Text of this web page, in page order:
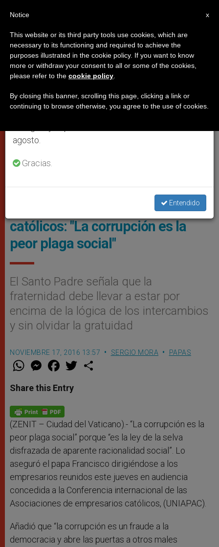
PAPAS
El Papa Y UNIAPAC - © Osservatore Romano
El Papa a los empresarios
católicos: "La corrupción es la
peor plaga social"
El Santo Padre señala que la
fraternidad debe llevar a estar por
encima de la lógica de los intercambios
y sin olvidar la gratuidad
NOVIEMBRE 17, 2016 13:57 SERGIO MORA PAPAS
W
t
s
p
p
M
e
s
e
g
e
F
a
e
b
o
k
w
Share this Entry
(ZENIT – Ciudad del Vaticano).- “La corrupción es la
peor plaga social” porque “es la ley de la selva
disfrazada de aparente racionalidad social”. Lo
aseguró el papa Francisco dirigiéndose a los
empresarios reunidos este jueves en audiencia
concedida a la Conferencia internacional de las
Asociaciones de empresarios católicos, (UNIAPAC).
Añadió que “la corrupción es un fraude a la
democracia y abre las puertas a otros males
×
Aviso importante
Del 27 de julio al 7 de agosto haremos la pausa
anual, aprovechando que en el periodo de verano
se generan menos informaciones y también el
agosto.
Gracias.
Entendido
x
Notice
This website or its third party tools use cookies, which are
necessary to its functioning and required to achieve the
purposes illustrated in the cookie policy. If you want to know
more or withdraw your consent to all or some of the cookies,
please refer to the cookie policy
By closing this banner, scrolling this page, clicking a link or
continuing to browse otherwise, you agree to the use of cookies.